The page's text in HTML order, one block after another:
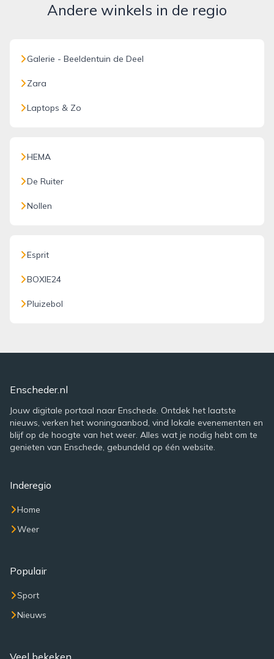
Andere winkels in de regio
Galerie - Beeldentuin de Deel
Zara
Laptops & Zo
HEMA
De Ruiter
Nollen
Esprit
BOXIE24
Pluizebol
Enscheder.nl
Jouw digitale portaal naar Enschede. Ontdek het laatste
nieuws, verken het woningaanbod, vind lokale evenementen en
blijf op de hoogte van het weer. Alles wat je nodig hebt om te
genieten van Enschede, gebundeld op één website.
Inderegio
Home
Weer
Populair
Sport
Nieuws
Veel bekeken